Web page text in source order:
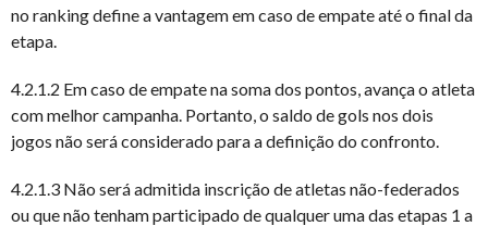
no ranking define a vantagem em caso de empate até o final da
etapa.
4.2.1.2 Em caso de empate na soma dos pontos, avança o atleta
com melhor campanha. Portanto, o saldo de gols nos dois
jogos não será considerado para a definição do confronto.
4.2.1.3 Não será admitida inscrição de atletas não-federados
ou que não tenham participado de qualquer uma das etapas 1 a